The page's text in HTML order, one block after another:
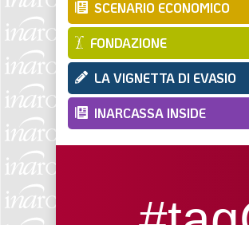
SCENARIO ECONOMICO
FONDAZIONE
LA VIGNETTA DI EVASIO
INARCASSA INSIDE